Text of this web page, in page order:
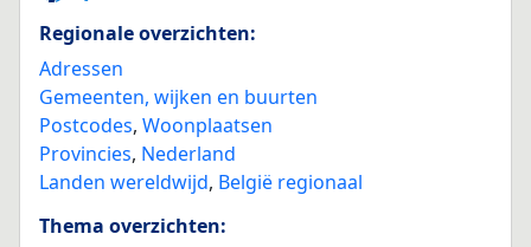
Regionale overzichten:
Adressen
Gemeenten, wijken en buurten
Postcodes, Woonplaatsen
Provincies, Nederland
Landen wereldwijd, België regionaal
Thema overzichten: